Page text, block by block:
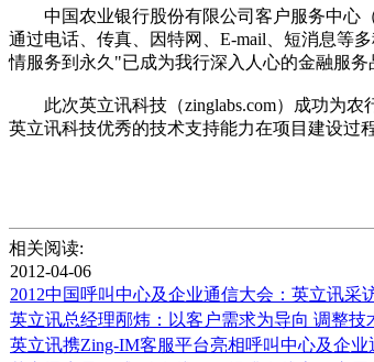
中国农业银行股份有限公司客户服务中心（
通过电话、传真、因特网、E-mail、短消息等
情服务到永久"已成为我行深入人心的金融服务
此次英立讯科技（zinglabs.com）成功为农
英立讯科技优秀的技术支持能力在项目建设过
相关阅读:
2012-04-06
2012中国呼叫中心及企业通信大会：英立讯采
英立讯总经理邴炜：以客户需求为导向 调整技
英立讯携Zing-IM客服平台亮相呼叫中心及企业